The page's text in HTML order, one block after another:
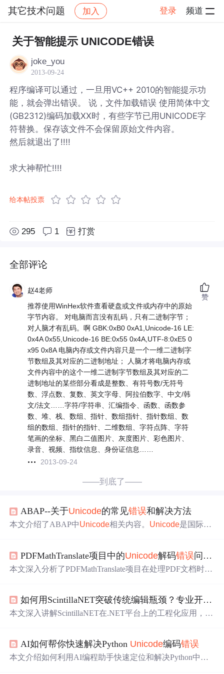
其它技术问题 加入 登录 频道
社区 其它技术问题 帖子详情
关于智能提示 UNICODE错误
joke_you
2013-09-24
程序编译可以通过，一旦用VC++ 2010的智能提示功
能，就会弹出错误。 说，文件加载错误 使用简体中文
(GB2312)编码加载XX时，有些字节已用UNICODE字
符替换。保存该文件不会保留原始文件内容。
然后就退出了!!!!
求大神帮忙!!!!
给本帖投票
295 1 打赏
全部评论
赵4老师
推荐使用WinHex软件查看硬盘或文件或内存中的原始
字节内容。 对电脑而言没有乱码，只有二进制字节；
对人脑才有乱码。啊 GBK:0xB0 0xA1,Unicode-16 LE:
0x4A 0x55,Unicode-16 BE:0x55 0x4A,UTF-8:0xE5 0
x95 0x8A 电脑内存或文件内容只是一个一维二进制字
节数组及其对应的二进制地址； 人脑才将电脑内存或
文件内容中的这个一维二进制字节数组及其对应的二
进制地址的某些部分看成是整数、有符号数/无符号
数、浮点数、复数、英文字母、阿拉伯数字、中文/韩
文/法文……字符/字符串、汇编指令、函数、函数参
数、堆、栈、数组、指针、数组指针、指针数组、数
组的数组、指针的指针、二维数组、字符点阵、字符
笔画的坐标、黑白二值图片、灰度图片、彩色图片、
录音、视频、指纹信息、身份证信息……
2013-09-24
赞
——到底了——
ABAP--关于Unicode的常见错误和解决方法
本文介绍了ABAP中Unicode相关内容。 Unicode是国际字
NLOAD等错误，并给出相应的解决办法，还涉及十六进
制字符转换、结构内容移动等方面的错误处理。
PDFMathTranslate项目中的Unicode解码错误问题分析与解决
本文深入分析了PDFMathTranslate项目在处理PDF文档时遇
目能够更好地处理特殊字符和多语言混合文档的编码问
题。文章还探讨了预防性编码处理技巧和性能优化，以提
如何用ScintillaNET突破传统编辑瓶颈？专业开发者的创新实践
本文深入讲解ScintillaNET在.NET平台上的工程化应用，涵
事件驱动模型及29+编辑事件机制；提供轻量编辑器、IDE
集成、大文件查看三类配置模板，并总结指示器编号冲
AI如何帮你快速解决Python Unicode编码错误
本文介绍如何利用AI编程助手快速定位和解决Python中的